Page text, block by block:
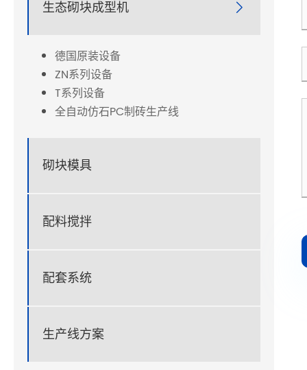
生态砌块成型机 
德国原装设备
ZN系列设备
T系列设备
全自动仿石PC制砖生产线
砌块模具
配料搅拌
配套系统
生产线方案